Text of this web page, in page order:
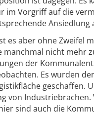
im Vorgriff auf die
Ansiedlung
es aber ohne Zweifel
nicht mehr
der
Es wurden
geschaffen.
von Industriebrachen.
sind auch die